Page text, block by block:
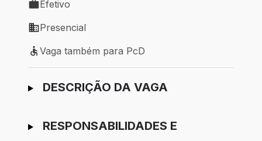
Tipo de vaga: Efetivo
Efetivo
Modelo de trabalho: Presencial
Presencial
Vaga também para PcD
Vaga também para PcD
Ir para candidatura
DESCRIÇÃO DA VAGA
RESPONSABILIDADES E